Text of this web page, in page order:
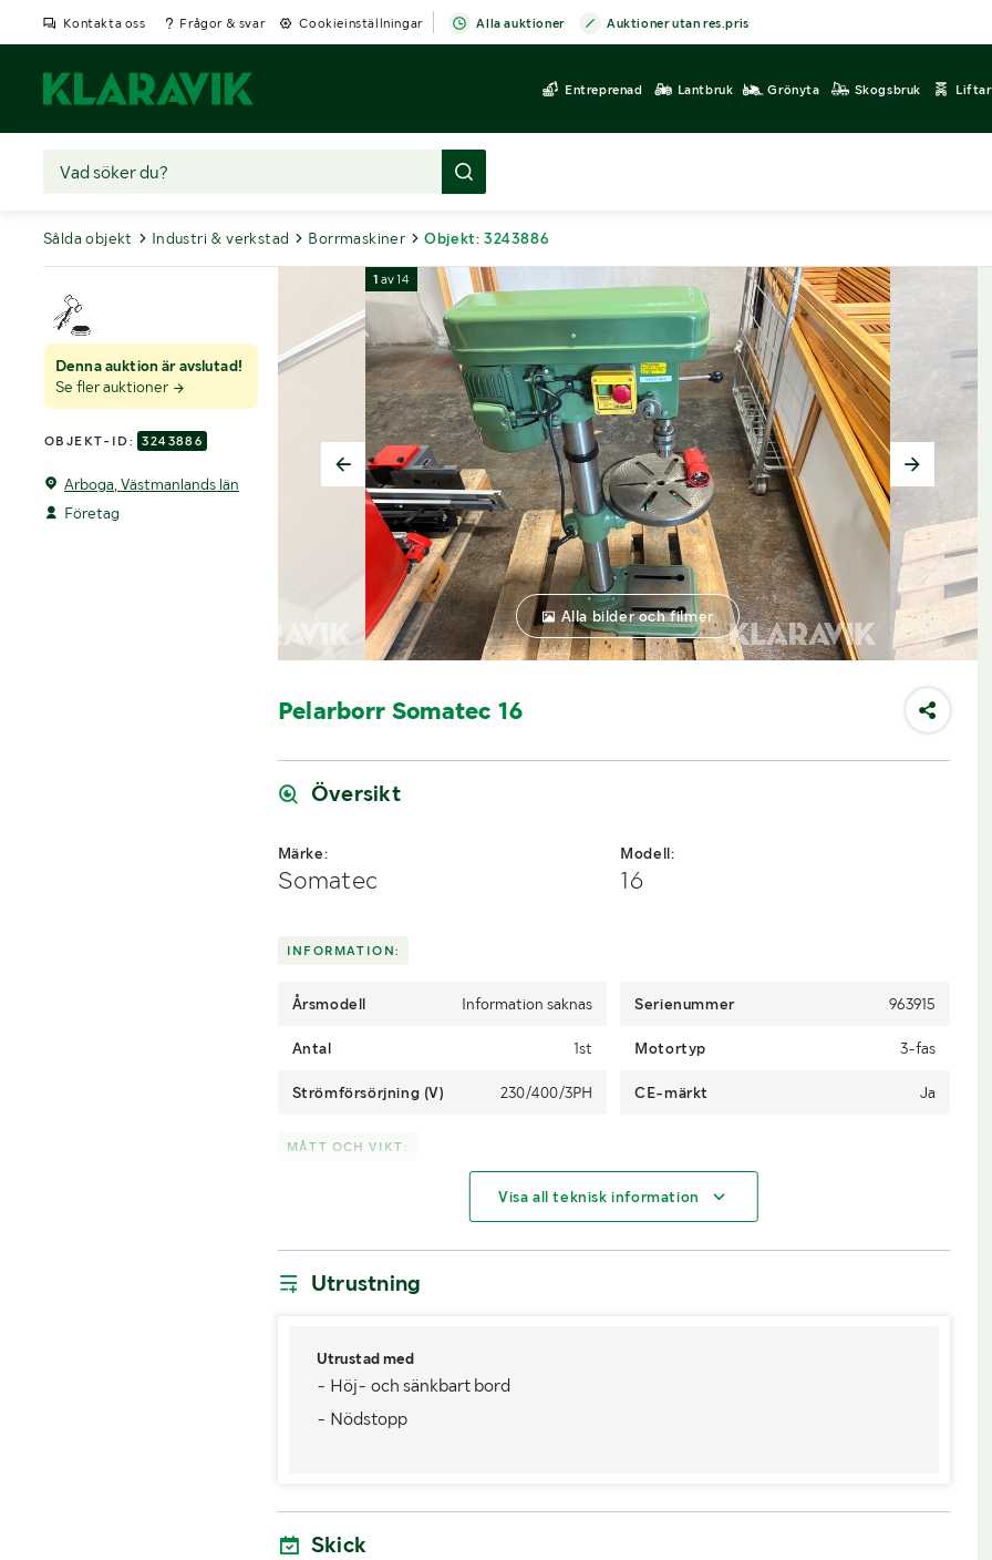
Kontakta oss Frågor & svar Cookieinställningar Alla auktioner Auktioner utan res.pris
Entreprenad Lantbruk Grönyta Skogsbruk Liftar
Sålda objekt Industri & verkstad Borrmaskiner Objekt: 3243886
Denna auktion är avslutad!
Se fler auktioner
OBJEKT-ID: 3243886
Arboga, Västmanlands län
Företag
1 av14
Alla bilder och filmer
Pelarborr Somatec 16
Översikt
Märke:
Somatec
Modell:
16
INFORMATION:
Årsmodell Information saknas Serienummer 963915
Antal 1st Motortyp 3-fas
Strömförsörjning (V) 230/400/3PH CE-märkt Ja
MÅTT OCH VIKT:
Ca 29 cm Bredd (mm)
LASTHJÄLPSINFORMATION:
Information om lasthjälp
Visa all teknisk information
Utrustning
Utrustad med
- Höj- och sänkbart bord
- Nödstopp
Skick